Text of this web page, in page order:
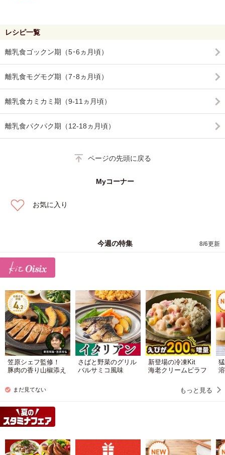
レシピ一覧
離乳食ゴックン期（5･6ヵ月頃）
離乳食モグモグ期（7･8ヵ月頃）
離乳食カミカミ期（9-11ヵ月頃）
離乳食パクパク期（12-18ヵ月頃）